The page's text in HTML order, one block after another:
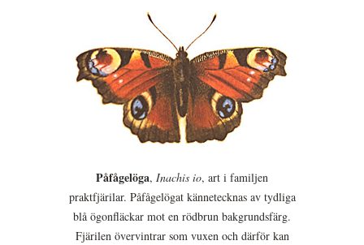
Påfågelöga, Inachis io, art i familjen
praktfjärilar. Påfågelögat kännetecknas av tydliga
blå ögonfläckar mot en rödbrun bakgrundsfärg.
Fjärilen övervintrar som vuxen och därför kan